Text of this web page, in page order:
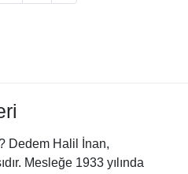
Dedem Halil İnan,
Mesleğe 1933 yılında